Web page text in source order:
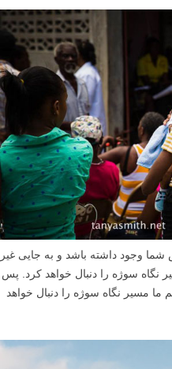
اول به صورت ها و چشم ها نگاه می
باشد، به احتمال زیاد وزن
دیگر صحنه خواهد داشت. اگر می
کند، شاید بهتر باشد اصلا در
به طرف بیرون از کادر باشد یا
نگاه ما معمولا به جهتی که آن
می خواهیم بدانیم آنها به چه چیزی